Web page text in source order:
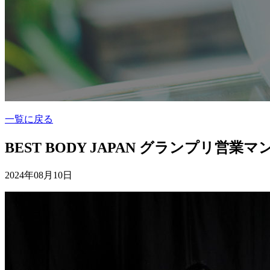
一覧に戻る
BEST BODY JAPAN グランプリ営業マ
2024年08月10日